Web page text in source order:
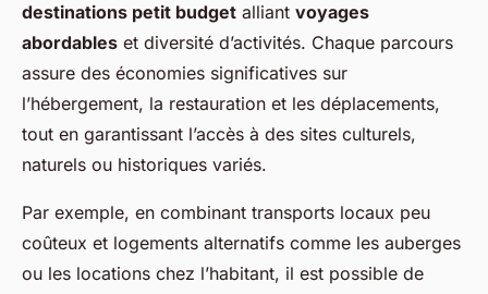
destinations petit budget alliant voyages
abordables et diversité d’activités. Chaque parcours
assure des économies significatives sur
l’hébergement, la restauration et les déplacements,
tout en garantissant l’accès à des sites culturels,
naturels ou historiques variés.
Par exemple, en combinant transports locaux peu
coûteux et logements alternatifs comme les auberges
ou les locations chez l’habitant, il est possible de